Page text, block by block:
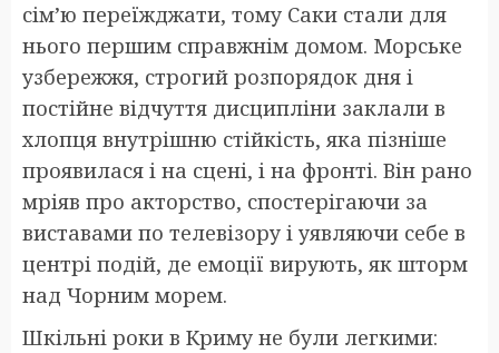
сім’ю переїжджати, тому Саки стали для
нього першим справжнім домом. Морське
узбережжя, строгий розпорядок дня і
постійне відчуття дисципліни заклали в
хлопця внутрішню стійкість, яка пізніше
проявилася і на сцені, і на фронті. Він рано
мріяв про акторство, спостерігаючи за
виставами по телевізору і уявляючи себе в
центрі подій, де емоції вирують, як шторм
над Чорним морем.
Шкільні роки в Криму не були легкими: